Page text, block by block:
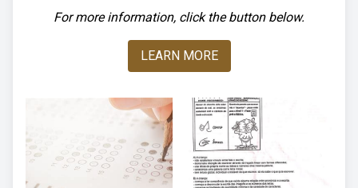
For more information, click the button below.
LEARN MORE